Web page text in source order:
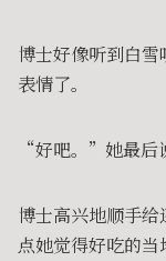
博士好像听到白
表情了。
“好吧。”她最后
博士高兴地顺手
点她觉得好吃的